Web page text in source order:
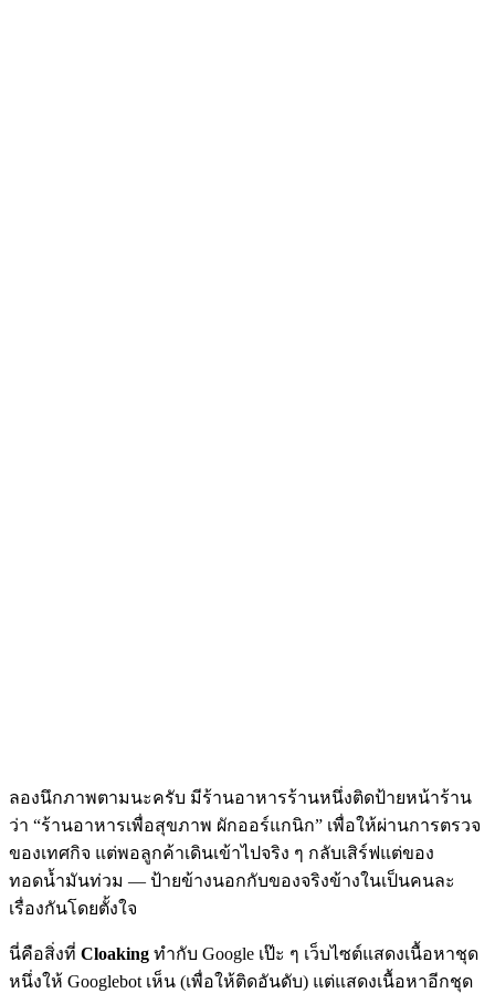
ลองนึกภาพตามนะครับ มีร้านอาหารร้านหนึ่งติดป้ายหน้าร้าน
ว่า “ร้านอาหารเพื่อสุขภาพ ผักออร์แกนิก” เพื่อให้ผ่านการตรวจ
ของเทศกิจ แต่พอลูกค้าเดินเข้าไปจริง ๆ กลับเสิร์ฟแต่ของ
ทอดน้ำมันท่วม — ป้ายข้างนอกกับของจริงข้างในเป็นคนละ
เรื่องกันโดยตั้งใจ
นี่คือสิ่งที่ Cloaking ทำกับ Google เป๊ะ ๆ เว็บไซต์แสดงเนื้อหาชุด
หนึ่งให้ Googlebot เห็น (เพื่อให้ติดอันดับ) แต่แสดงเนื้อหาอีกชุด